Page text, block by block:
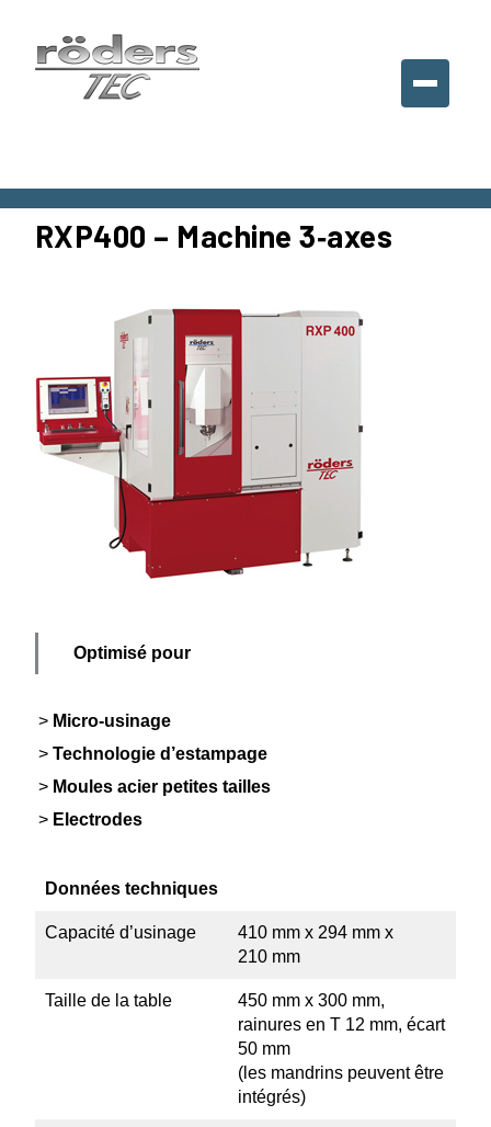
France
RXP400 – Machine 3‑axes
Optimisé pour
Micro-usinage
Techno­logie d’estampage
Moules acier petites tailles
Electrodes
Données techniques
Capacité d’usinage
410 mm x 294 mm x
210 mm
Taille de la table
450 mm x 300 mm,
rainures en T 12 mm, écart
50 mm
(les mandrins peuvent être
intégrés)